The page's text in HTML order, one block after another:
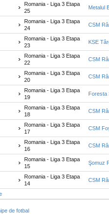
Romania - Liga 3 Etapa
25
Metalul
Romania - Liga 3 Etapa
24
CSM
Romania - Liga 3 Etapa
23
KSE
Romania - Liga 3 Etapa
22
CSM
Romania - Liga 3 Etapa
20
CSM
Romania - Liga 3 Etapa
19
Foresta
Romania - Liga 3 Etapa
18
CSM
Romania - Liga 3 Etapa
17
CSM
Romania - Liga 3 Etapa
16
CSM
Romania - Liga 3 Etapa
15
Şomuz
Romania - Liga 3 Etapa
14
CSM
de fotbal